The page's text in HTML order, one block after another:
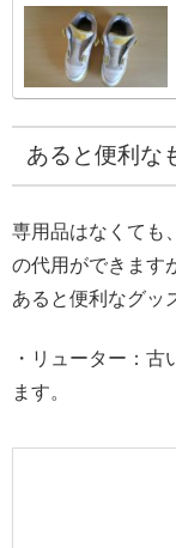
あると便利な
専用品はなくても
の代用ができます
あると便利なグッ
・リューター：
ます。